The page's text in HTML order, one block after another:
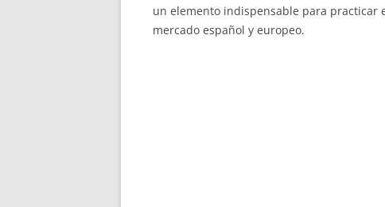
un elemento indispensable para practicar
mercado español y europeo.